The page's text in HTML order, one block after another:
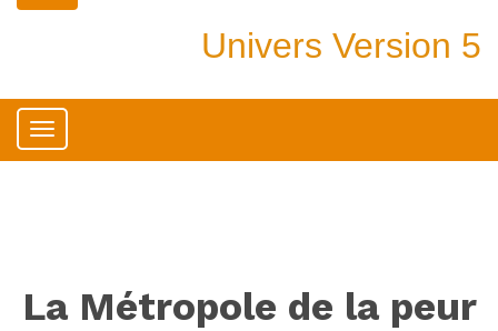
Univers Version 5
Toggle
La Métropole de la peur